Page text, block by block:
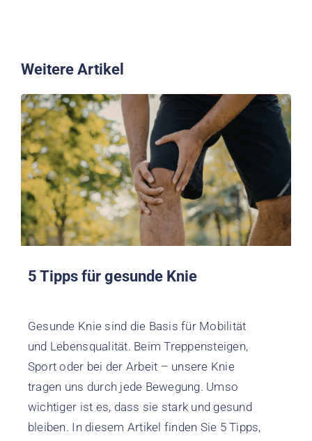
Weitere Artikel
5 Tipps für gesunde Knie
Gesunde Knie sind die Basis für Mobilität
und Lebensqualität. Beim Treppensteigen,
Sport oder bei der Arbeit – unsere Knie
tragen uns durch jede Bewegung. Umso
wichtiger ist es, dass sie stark und gesund
bleiben. In diesem Artikel finden Sie 5 Tipps,